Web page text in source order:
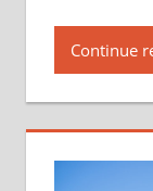
Continue